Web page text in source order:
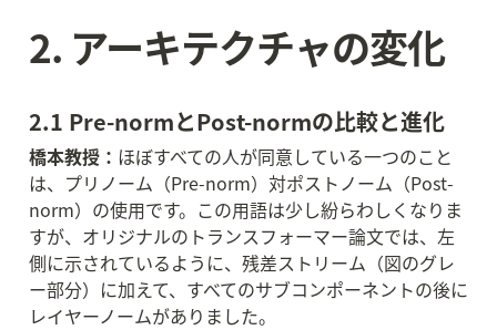
2. アーキテクチャの変化
2.1 Pre-normとPost-normの比較と進化
橋本教授： ほぼすべての人が同意している一つのこと
は、プリノーム（Pre-norm）対ポストノーム（Post-
norm）の使用です。この用語は少し紛らわしくなりま
すが、オリジナルのトランスフォーマー論文では、左
側に示されているように、残差ストリーム（図のグレ
ー部分）に加えて、すべてのサブコンポーネントの後に
レイヤーノームがありました。